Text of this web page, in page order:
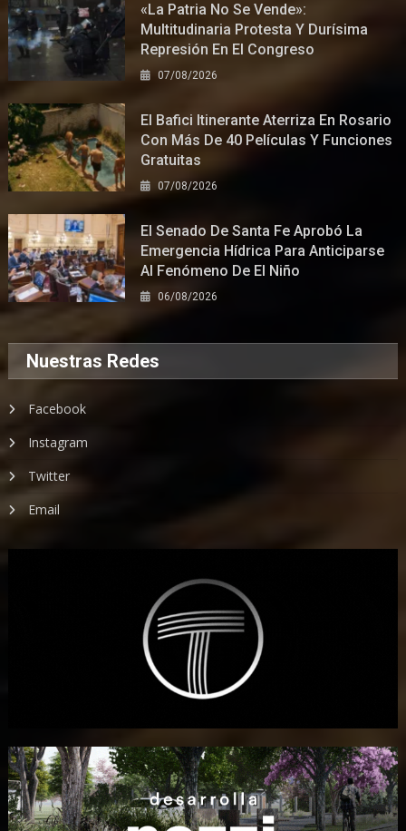
«La Patria No Se Vende»:
Multitudinaria Protesta Y Durísima
Represión En El Congreso
07/08/2026
El Bafici Itinerante Aterriza En Rosario
Con Más De 40 Películas Y Funciones
Gratuitas
07/08/2026
El Senado De Santa Fe Aprobó La
Emergencia Hídrica Para Anticiparse
Al Fenómeno De El Niño
06/08/2026
Nuestras Redes
Facebook
Instagram
Twitter
Email